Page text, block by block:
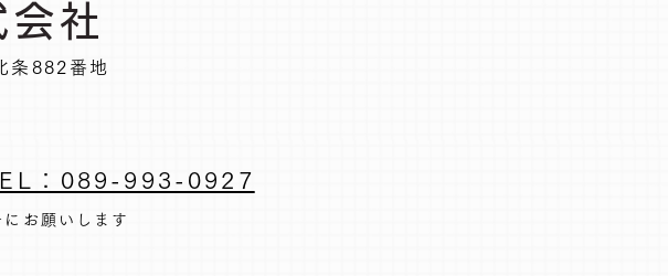
会社
条882番地
：089-993-0927
お願いします